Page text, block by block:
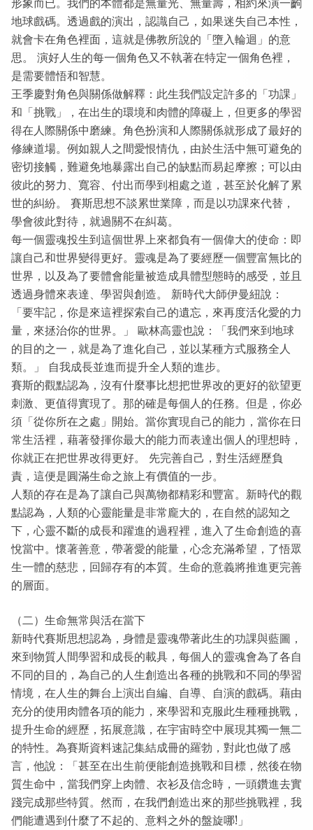
地球戲碼。透過戲的演出，認識自己，如果迷失自己本性，
就會卡在角色裡面，這就是佛教所說的「墮入輪迴」的意
思。 演好人生的每一個角色又不執著在特定一個角色裡，
是需要體悟和智慧。
王季慶對角色與關係做解釋：此生我們設定許多的「功課」
和「挑戰」，在出生的環境和肉體的障礙上，但更多的學習
得在人際關係中磨練。角色扮演和人際關係就形成了最好的
修練道場。例如親人之間愛恨情仇，由於生活中無可避免的
密切接觸，難避免地暴露出自己的缺點而易起摩擦；可以由
彼此的努力、寬容、付出而學到相處之道，甚至於化解了累
世的糾紛。 賽斯思想不談累世業障，而是以功課來代替，
學會彼此對待，就過關不在糾葛。
每一個靈魂投生到這個世界上來都負有一個偉大的使命：即
讓自己和世界變得更好。靈魂是為了要經歷一個豐富無比的
世界，以及為了要體會能量被造成具體型態時的感受，並且
透過身體來表達、學習與創造。 新時代大師伊曼紐說：
「要牢記，你是來這裡探索自己的遺忘，來再度活化愛的力
量，來拯治你的世界。」 歐林高靈也說：「我們來到地球
的目的之一，就是為了進化自己，並以某種方式服務全人
類。」 自我成長並進而提升全人類的進步。
賽斯的觀點認為，沒有什麼事比想把世界改的更好的欲望更
刺激、更值得實現了。那的確是每個人的任務。但是，你必
須「從你所在之處」開始。當你實現自己的能力，當你在日
常生活裡，藉著發揮你最大的能力而表達出個人的理想時，
你就正在把世界改得更好。 先完善自己，對生活經歷負
責，這便是圓滿生命之旅上有價值的一步。
人類的存在是為了讓自己與萬物都精彩和豐富。新時代的觀
點認為，人類的心靈能量是非常龐大的，在自然的認知之
下，心靈不斷的成長和躍進的過程裡，進入了生命創造的喜
悅當中。懷著善意，帶著愛的能量，心念充滿希望，了悟眾
生一體的慈悲，回歸存有的本質。生命的意義將推進更完善
的層面。
（二）生命無常與活在當下
新時代賽斯思想認為，身體是靈魂帶著此生的功課與藍圖，
來到物質人間學習和成長的載具，每個人的靈魂會為了各自
不同的目的，為自己的人生創造出各種的挑戰和不同的學習
情境，在人生的舞台上演出自編、自導、自演的戲碼。藉由
充分的使用肉體各項的能力，來學習和克服此生種種挑戰，
提升生命的經歷，拓展意識，在宇宙時空中展現其獨一無二
的特性。為賽斯資料速記集結成冊的羅勃，對此也做了感
言，他說：「甚至在出生前便能創造挑戰和目標，然後在物
質生命中，當我們穿上肉體、衣衫及信念時，一頭鑽進去實
踐完成那些特質。然而，在我們創造出來的那些挑戰裡，我
們能遭遇到什麼了不起的、意料之外的盤旋哪!」